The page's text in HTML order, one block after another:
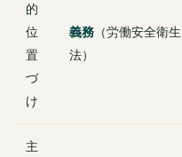
的
位
置
づ
け
義務 （労働安全衛生
法）
主